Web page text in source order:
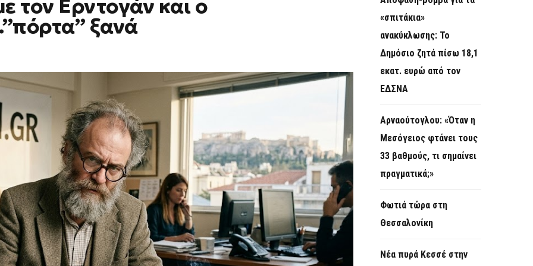
τον Ερντογάν και ο
ξανά
«σπιτάκια»
ανακύκλωσης: Το
Δημόσιο ζητά πίσω 18,1
εκατ. ευρώ από τον
ΕΔΣΝΑ
Αρναούτογλου: «Όταν η
Μεσόγειος φτάνει τους
33 βαθμούς, τι σημαίνει
πραγματικά;»
Φωτιά τώρα στη
Θεσσαλονίκη
Νέα πυρά Κεσσέ στην